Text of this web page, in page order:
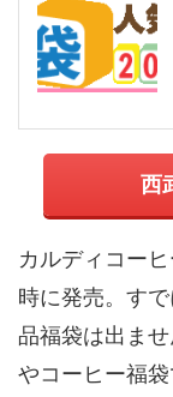
西
カルディコー
時に発売。す
品福袋は出ま
やコーヒー福